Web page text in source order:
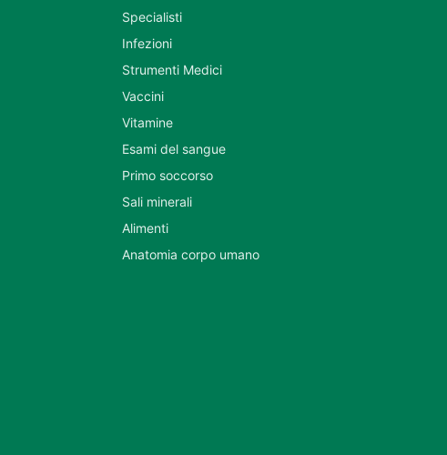
Specialisti
Infezioni
Strumenti Medici
Vaccini
Vitamine
Esami del sangue
Primo soccorso
Sali minerali
Alimenti
Anatomia corpo umano